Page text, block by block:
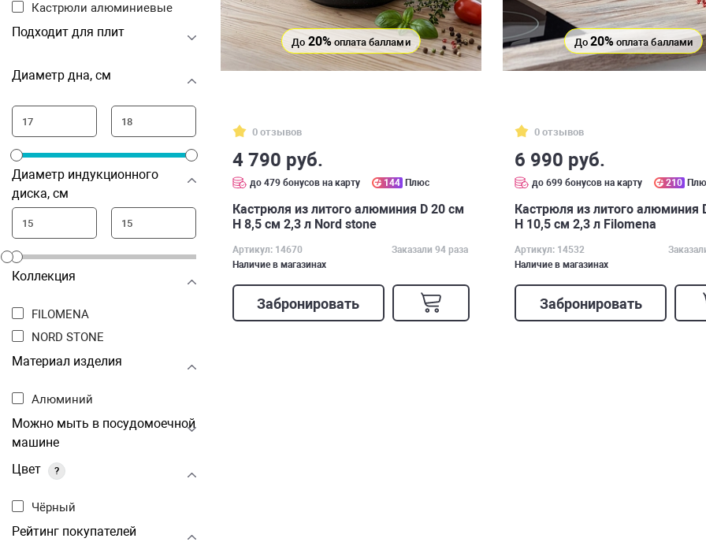
Кастрюли алюминиевые
Подходит для плит
Диаметр дна, см
Диаметр индукционного
диска, см
Коллекция
FILOMENA
NORD STONE
Материал изделия
Алюминий
Можно мыть в посудомоечной
машине
Цвет
?
Чёрный
Рейтинг покупателей
До 20%оплата баллами
0 отзывов
4 790 руб.
до 479 бонусов на карту 144 Плюс
Кастрюля из литого алюминия D 20 см
H 8,5 см 2,3 л Nord stone
Артикул: 14670
Заказали 94 раза
Наличие в магазинах
Забронировать
До 20%оплата баллами
0 отзывов
6 990 руб.
до 699 бонусов на карту 210
Кастрюля из литого алюминия
H 10,5 см 2,3 л Filomena
Артикул: 14532
Наличие в магазинах
Забронировать